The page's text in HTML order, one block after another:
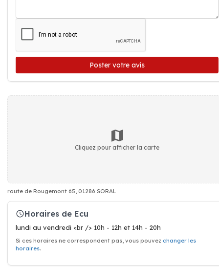
Poster votre avis
Cliquez pour afficher la carte
route de Rougemont 65, 01286 SORAL
Horaires de Ecu
lundi au vendredi <br /> 10h - 12h et 14h - 20h
Si ces horaires ne correspondent pas, vous pouvez changer les
horaires.